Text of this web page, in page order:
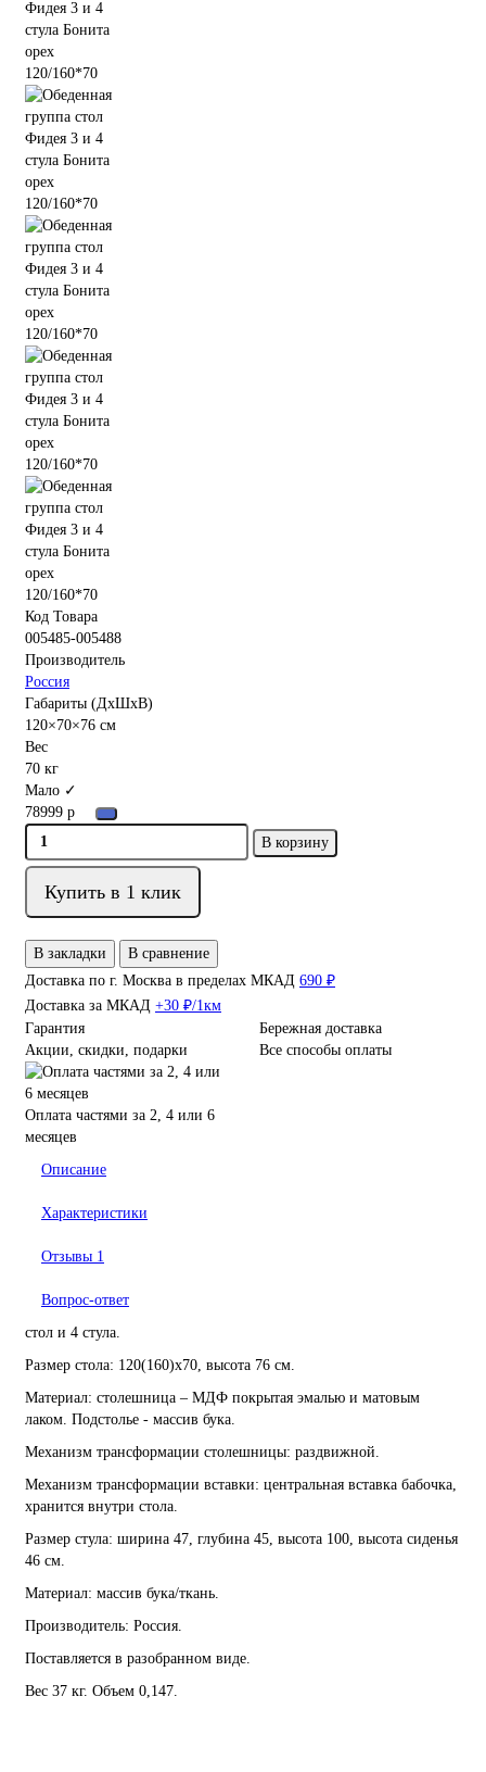
Код Товара
005485-005488
Производитель
Россия
Габариты (ДхШхВ)
120×70×76 см
Вес
70 кг
Мало ✓
78999 р
В корзину
Купить в 1 клик
В закладки
В сравнение
Доставка по г. Москва в пределах МКАД 690 ₽
Доставка за МКАД +30 ₽/1км
Гарантия
Бережная доставка
Акции, скидки, подарки
Все способы оплаты
Оплата частями за 2, 4 или 6
месяцев
Описание
Характеристики
Отзывы 1
Вопрос-ответ
стол и 4 стула.
Размер стола: 120(160)х70, высота 76 см.
Материал: столешница – МДФ покрытая эмалью и матовым
лаком. Подстолье - массив бука.
Механизм трансформации столешницы: раздвижной.
Механизм трансформации вставки: центральная вставка бабочка,
хранится внутри стола.
Размер стула: ширина 47, глубина 45, высота 100, высота сиденья
46 см.
Материал: массив бука/ткань.
Производитель: Россия.
Поставляется в разобранном виде.
Вес 37 кг. Объем 0,147.